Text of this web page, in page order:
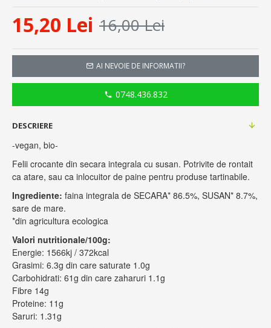
15,20 Lei 16,00 Lei
AI NEVOIE DE INFORMATII?
0748.436.832
DESCRIERE
-vegan, bio-
Felii crocante din secara integrala cu susan. Potrivite de rontait
ca atare, sau ca inlocuitor de paine pentru produse tartinabile.
Ingrediente: faina integrala de SECARA* 86.5%, SUSAN* 8.7%,
sare de mare.
*din agricultura ecologica
Valori nutritionale/100g:
Energie: 1566kj / 372kcal
Grasimi: 6.3g din care saturate 1.0g
Carbohidrati: 61g din care zaharuri 1.1g
Fibre 14g
Proteine: 11g
Saruri: 1.31g